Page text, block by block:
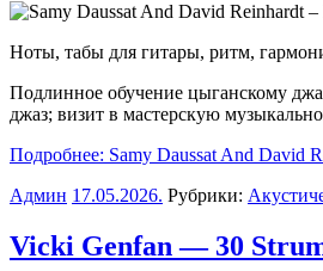
Ноты, табы для гитары, ритм,
Подлинное обучение цыганскому
джаз; визит в мастерскую
Подробнее: Samy Daussat And David
Админ 17.05.2026. Рубрики:
Vicki Genfan — 30